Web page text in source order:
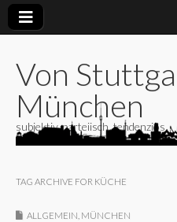
Von
München
subjektiv, parteiisch, tendenziös
TAG ARCHIVE FOR KÜCHE
ALLGEMEIN MÜNCHEN